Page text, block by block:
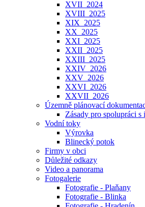
XVII_2024
XVIII_2025
XIX_2025
XX_2025
XXI_2025
XXII_2025
XXIII_2025
XXIV_2026
XXV_2026
XXVI_2026
XXVII_2026
Územně plánovací
Zásady pro spolupráci s
Vodní toky
Výrovka
Blinecký potok
Firmy v obci
Důležité odkazy
Video a panorama
Fotogalerie
Fotografie - Plaňany
Fotografie - Blinka